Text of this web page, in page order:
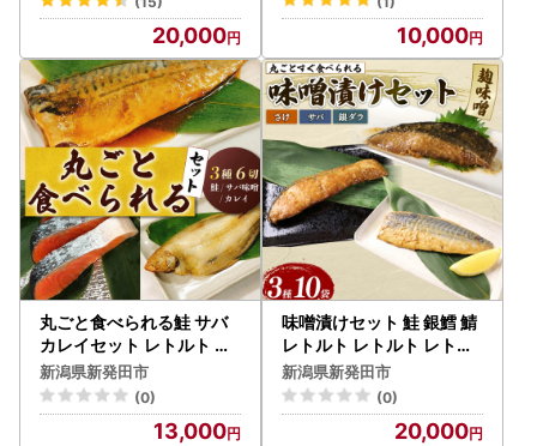
20,000 10,000
丸ごと食べられる鮭 サバ
カレイセット レトルト レ
トルト レトルト レトルト
レトルト レトルト I44_04
新潟県新発田市
(0)
13,000
味噌漬けセット 鮭 銀鱈 鯖
レトルト レトルト レトル
ト レトルト レトルト レト
ルト sasaki001_02
新潟県新発田市
(0)
20,000